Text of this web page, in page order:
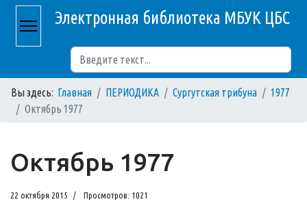
Электронная библиотека МБУК ЦБС
Вы здесь: Главная ПЕРИОДИКА Сургутская трибуна
1977
Октябрь 1977
Октябрь 1977
22 октября 2015 Просмотров: 1021